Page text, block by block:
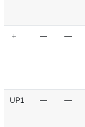
+ — —
UP1 — —